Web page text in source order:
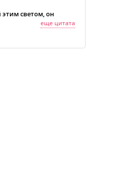
светом, он
вперед без страха,
к
еще цитата